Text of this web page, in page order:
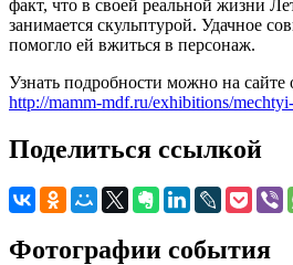
факт, что в своей реальной жизни
занимается скульптурой. Удачное
помогло ей вжиться в персонаж.
Узнать подробности можно на сайте
http://mamm-mdf.ru/exhibitions/
Поделиться ссылкой
Фотографии события